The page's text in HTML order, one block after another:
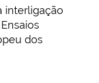
interligação
dos